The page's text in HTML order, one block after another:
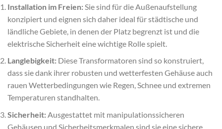
Installation im Freien:Sie sind für die Außenaufstellung
konzipiert und eignen sich daher ideal für städtische und
ländliche Gebiete, in denen der Platz begrenzt ist und die
elektrische Sicherheit eine wichtige Rolle spielt.
Langlebigkeit: Diese Transformatoren sind so konstruiert,
dass sie dank ihrer robusten und wetterfesten Gehäuse auch
rauen Wetterbedingungen wie Regen, Schnee und extremen
Temperaturen standhalten.
Sicherheit:Ausgestattet mit manipulationssicheren
Gehäusen und Sicherheitsmerkmalen sind sie eine sichere